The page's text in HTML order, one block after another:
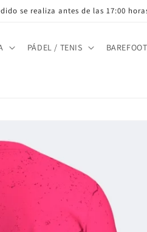
se realiza antes de las 17:00
PÁDEL / TENIS BAREFOOT